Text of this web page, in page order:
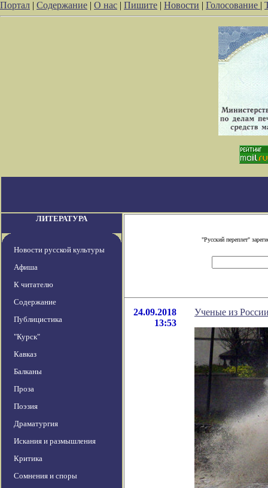
Портал | Содержание | О нас | Пишите | Новости | Голосование |
ЛИТЕРАТУРА
Новости русской культуры
Афиша
К читателю
Содержание
Публицистика
"Курск"
Кавказ
Балканы
Проза
Поэзия
Драматургия
Искания и размышления
Критика
Сомнения и споры
"Русский переплет"
24.09.2018
13:53
Ученые из